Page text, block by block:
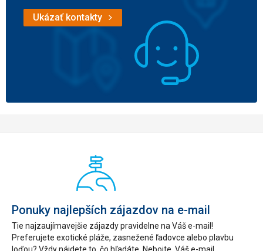
Ukázať kontakty
Ponuky najlepších zájazdov na e-mail
Tie najzaujímavejšie zájazdy pravidelne na Váš e-mail!
Preferujete exotické pláže, zasnežené ľadovce alebo plavbu
loďou? Vždy nájdete to, čo hľadáte. Nebojte, Váš e-mail